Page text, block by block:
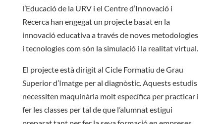
l’Educació de la URV i el Centre d’Innovació i
Recerca han engegat un projecte basat en la
innovació educativa a través de noves metodologies
i tecnologies com són la simulació i la realitat virtual.
El projecte està dirigit al Cicle Formatiu de Grau
Superior d’Imatge per al diagnòstic. Aquests estudis
necessiten maquinària molt específica per practicar i
fer les classes per tal de que l’alumnat estigui